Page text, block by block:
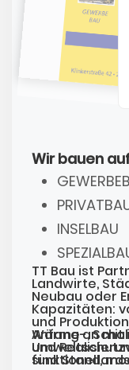
Wir bauen
INSELBAU
TT Bau ist
Landwirte,
Neubau oder
Kapazitäten:
und
Anfang an mit
und
funktionell,
Wärme-,
sind